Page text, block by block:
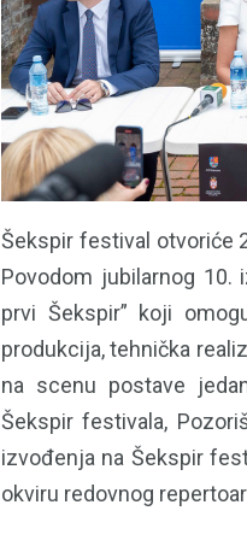
Šekspir festival otvoriće
Povodom jubilarnog
prvi Šekspir” koji
produkcija, tehnička
na scenu postave
Šekspir festivala,
izvođenja na Šekspir
okviru redovnog